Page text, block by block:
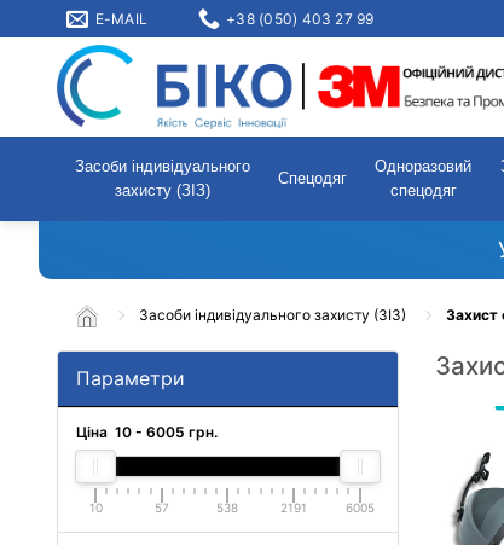
E-MAIL +38 (050) 403 27 99
Засоби індивідуального
захисту (ЗІЗ)
Спецодяг
Одноразовий
спецодяг
Засоби індивідуального захисту (ЗІЗ) Захист
Параметри
Ціна 10 - 6005 грн.
10 57 538 2191 6005